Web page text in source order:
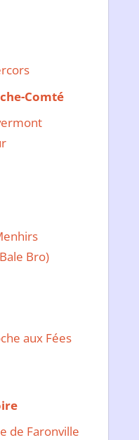
Comté
Bro)
aux Fées
de Faronville